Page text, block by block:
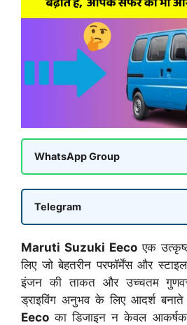
WhatsApp Group
Telegram
Maruti Suzuki Eeco एक
लिए जो बेहतरीन परफॉर्मेंस और
इंजन की ताकत और उच्चतम
ड्राइविंग अनुभव के लिए आदर्श
Eeco का डिजाइन न केवल